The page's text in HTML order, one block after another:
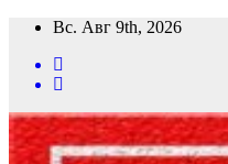
Перейти
содержимому
Вс. Авг 9th, 2026